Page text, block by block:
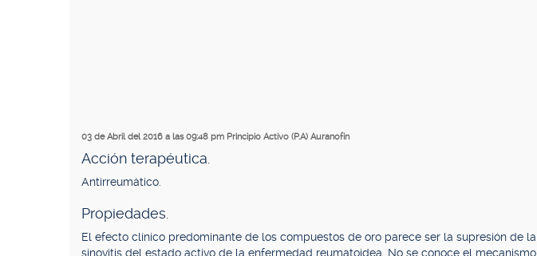
03 de Abril del 2016 a las 09:48 pm Principio Activo (P.A) Auranofín
Acción terapéutica.
Antirreumático.
Propiedades.
El efecto clínico predominante de los compuestos de oro parece ser la supresión de la
sinovitis del estado activo de la enfermedad reumatoidea. No se conoce el mecanismo